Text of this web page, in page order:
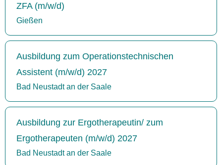
ZFA (m/w/d)
Gießen
Ausbildung zum Operationstechnischen
Assistent (m/w/d) 2027
Bad Neustadt an der Saale
Ausbildung zur Ergotherapeutin/ zum
Ergotherapeuten (m/w/d) 2027
Bad Neustadt an der Saale